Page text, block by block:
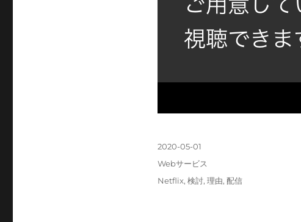
投
2020-05-01
カ
Webサービス
タ
Netflix, 検討, 理由, 配信